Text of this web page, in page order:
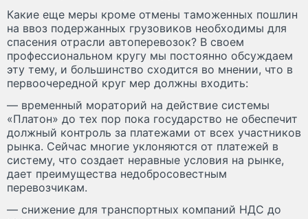
Какие еще меры кроме отмены таможенных пошлин
на ввоз подержанных грузовиков необходимы для
спасения отрасли автоперевозок? В своем
профессиональном кругу мы постоянно обсуждаем
эту тему, и большинство сходится во мнении, что в
первоочередной круг мер должны входить:
— временный мораторий на действие системы
«Платон» до тех пор пока государство не обеспечит
должный контроль за платежами от всех участников
рынка. Сейчас многие уклоняются от платежей в
систему, что создает неравные условия на рынке,
дает преимущества недобросовестным
перевозчикам.
— снижение для транспортных компаний НДС до